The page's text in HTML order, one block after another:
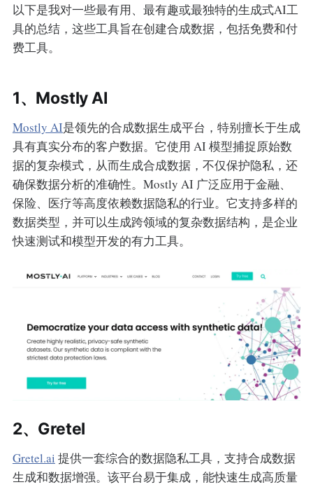
以下是我对一些最有用、最有趣或最独特的生成式AI工
具的总结，这些工具旨在创建合成数据，包括免费和付
费工具。
1、Mostly AI
Mostly AI是领先的合成数据生成平台，特别擅长于生成
具有真实分布的客户数据。它使用 AI 模型捕捉原始数
据的复杂模式，从而生成合成数据，不仅保护隐私，还
确保数据分析的准确性。Mostly AI 广泛应用于金融、
保险、医疗等高度依赖数据隐私的行业。它支持多样的
数据类型，并可以生成跨领域的复杂数据结构，是企业
快速测试和模型开发的有力工具。
2、Gretel
Gretel.ai 提供一套综合的数据隐私工具，支持合成数据
生成和数据增强。该平台易于集成，能快速生成高质量